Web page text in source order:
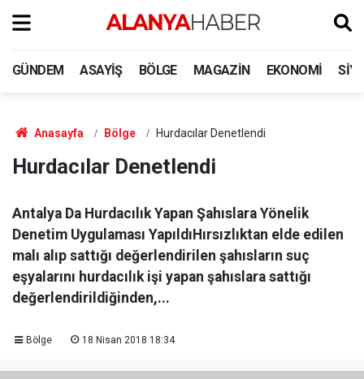
GÜNDEM ASAYIŞ BÖLGE MAGAZIN EKONOMI
Anasayfa Bölge Hurdacılar Denetlendi
Hurdacılar Denetlendi
Antalya Da Hurdacılık Yapan Şahıslara Yönelik
Denetim Uygulaması YapıldıHırsızlıktan elde edilen
malı alıp sattığı değerlendirilen şahısların suç
eşyalarını hurdacılık işi yapan şahıslara sattığı
değerlendirildiğinden,...
Bölge 18 Nisan 2018 18:34